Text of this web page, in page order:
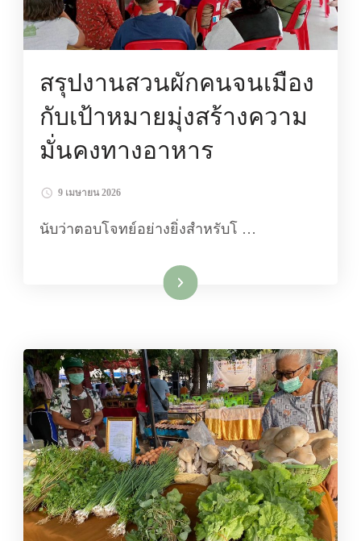
สรุปงานสวนผักคนจนเมือง
กับเป้าหมายมุ่งสร้างความ
มั่นคงทางอาหาร
9 เมษายน 2026
นับว่าตอบโจทย์อย่างยิ่งสำหรับโ …
อ่านเพิ่มเติม